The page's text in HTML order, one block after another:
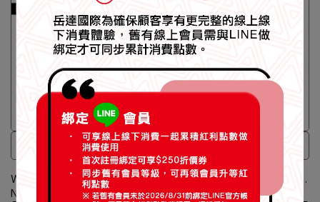
日系戶外褲裙
【Mammut 長毛象】Trekkers
Wrap Skort AF Women 日系戶
外褲裙 女款 黑色 #1023-01090
NT$5,200
【Mammut 長毛象】Highland
Traveler Skirt AF W 日系戶外
防曬裙 女款 黑色 #1023-01080
NT$5,500